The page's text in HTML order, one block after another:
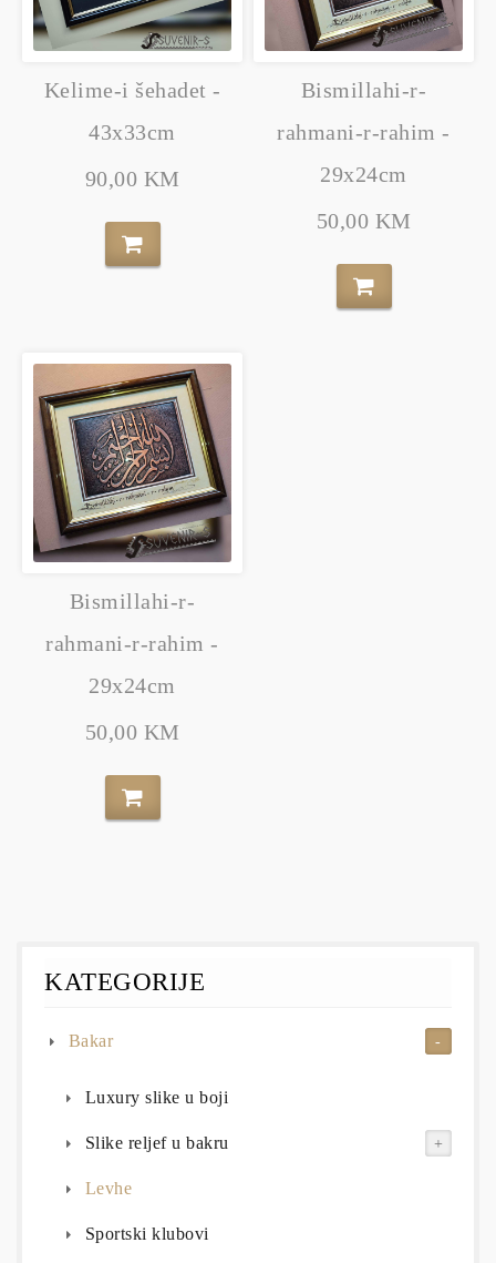
Kelime-i šehadet -
43x33cm
90,00 KM
Bismillahi-r-
rahmani-r-rahim -
29x24cm
50,00 KM
Bismillahi-r-
rahmani-r-rahim -
29x24cm
50,00 KM
KATEGORIJE
Bakar
Luxury slike u boji
Slike reljef u bakru
Levhe
Sportski klubovi